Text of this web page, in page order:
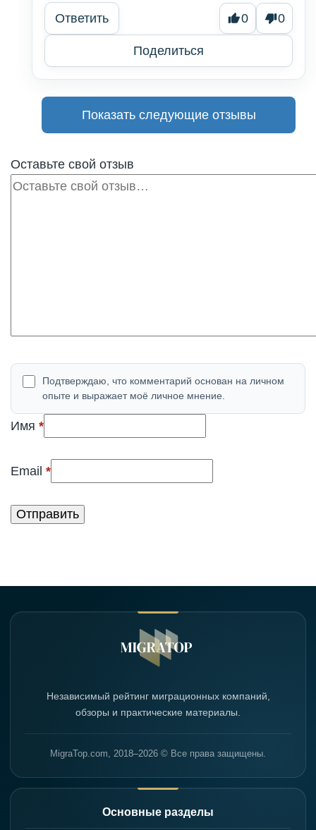
Ответить 0 0
Поделиться
Показать следующие отзывы
Оставьте свой отзыв
Отзыв
Подтверждаю, что комментарий основан на личном
опыте и выражает моё личное мнение.
Имя *(обязательно)
Email *(обязательно)
Независимый рейтинг миграционных компаний,
обзоры и практические материалы.
MigraTop.com, 2018–2026 © Все права защищены.
Основные разделы